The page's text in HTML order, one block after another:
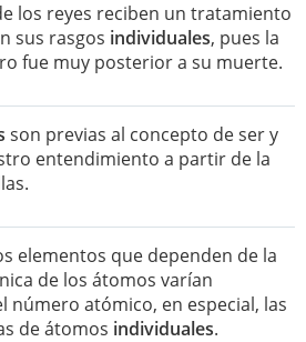
los reyes reciben un tratamiento
sus rasgos individuales, pues la
fue muy posterior a su muerte.
son previas al concepto de ser y
entendimiento a partir de la
elementos que dependen de la
de los átomos varían
número atómico, en especial, las
de átomos individuales.